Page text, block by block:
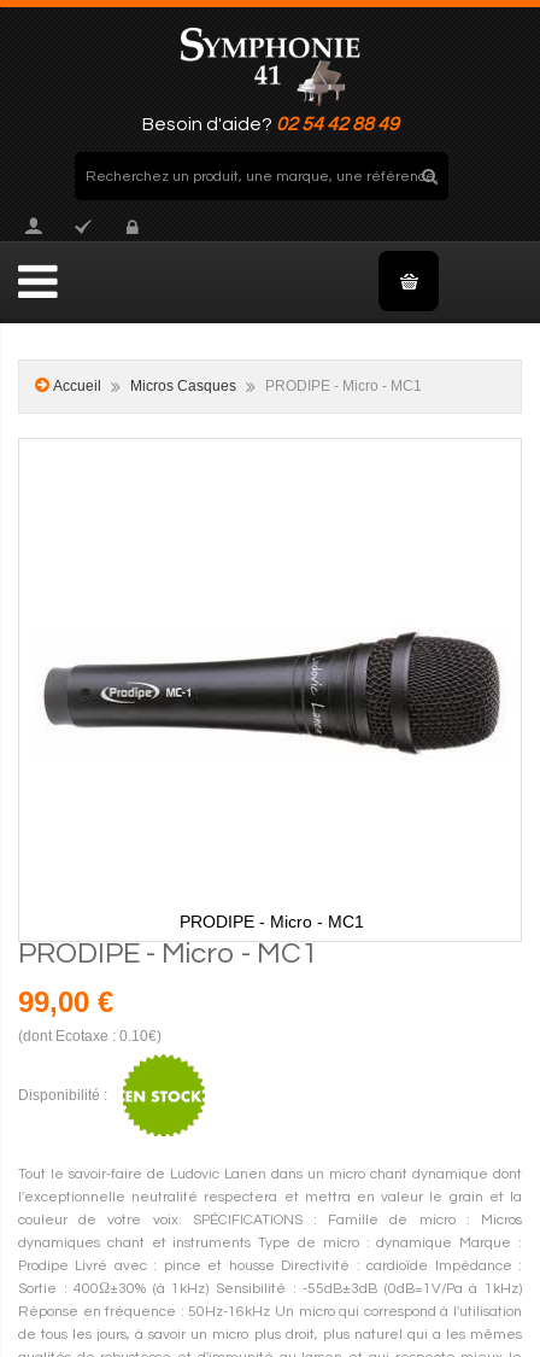
Besoin d'aide? 02 54 42 88 49
Accueil Micros Casques PRODIPE - Micro - MC1
PRODIPE - Micro - MC1
PRODIPE - Micro - MC1
99,00 €
(dont Ecotaxe : 0.10€)
Disponibilité :
Tout le savoir-faire de Ludovic Lanen dans un micro chant dynamique dont
l'exceptionnelle neutralité respectera et mettra en valeur le grain et la
couleur de votre voix. SPÉCIFICATIONS : Famille de micro : Micros
dynamiques chant et instruments Type de micro : dynamique Marque :
Prodipe Livré avec : pince et housse Directivité : cardioïde Impédance :
Sortie : 400Ω±30% (à 1kHz) Sensibilité : -55dB±3dB (0dB=1V/Pa à 1kHz)
Réponse en fréquence : 50Hz-16kHz Un micro qui correspond à l'utilisation
de tous les jours, à savoir un micro plus droit, plus naturel qui a les mêmes